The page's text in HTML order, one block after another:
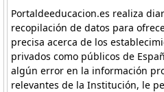
Portaldeeducacion.es realiza
recopilación de datos para
precisa acerca de los
privados como públicos de
algún error en la información
relevantes de la Institución, le